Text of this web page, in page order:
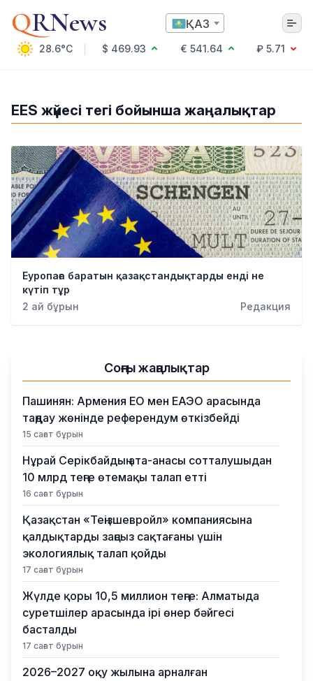
QRNews ҚАЗ
28.6°C $ 469.93 € 541.64
₽ 5.71
Мәдениет
Саясат
Технология
Экономика
Әлемде
Қоғам
Білім және Ғылым
Оқиға
Ауа райы
Денсаулық
Бизнес
EES жүйесі тегі бойынша жаңалықтар
Еуропаға баратын қазақстандықтарды енді не
күтіп тұр
2 ай бұрын
Редакция
Соңғы жаңалықтар
Пашинян: Армения ЕО мен ЕАЭО арасында
таңдау жөнінде референдум өткізбейді
15 сағат бұрын
Нұрай Серікбайдың ата-анасы сотталушыдан
10 млрд теңге өтемақы талап етті
16 сағат бұрын
Қазақстан «Теңізшевройл» компаниясына
қалдықтарды заңсыз сақтағаны үшін
экологиялық талап қойды
17 сағат бұрын
Жүлде қоры 10,5 миллион теңге: Алматыда
суретшілер арасында ірі өнер бәйгесі
басталды
17 сағат бұрын
2026–2027 оқу жылына арналған